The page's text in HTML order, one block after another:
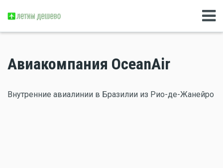
Авиакомпания OceanAir
Внутренние авиалинии в Бразилии из Рио-де-Жанейро